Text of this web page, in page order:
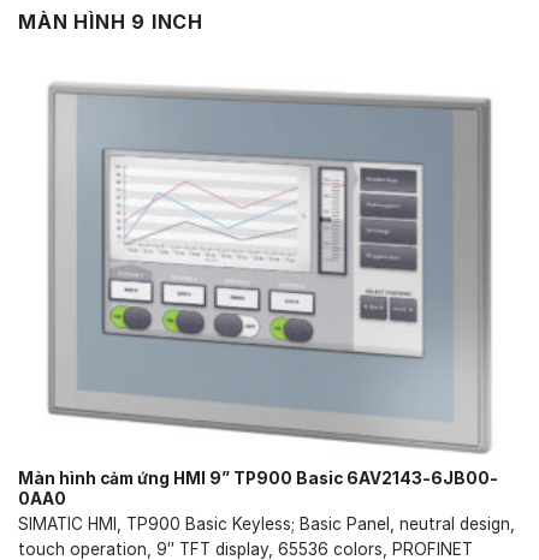
MÀN HÌNH 9 INCH
Màn hình cảm ứng HMI 9” TP900 Basic 6AV2143-6JB00-
0AA0
SIMATIC HMI, TP900 Basic Keyless; Basic Panel, neutral design,
touch operation, 9″ TFT display, 65536 colors, PROFINET